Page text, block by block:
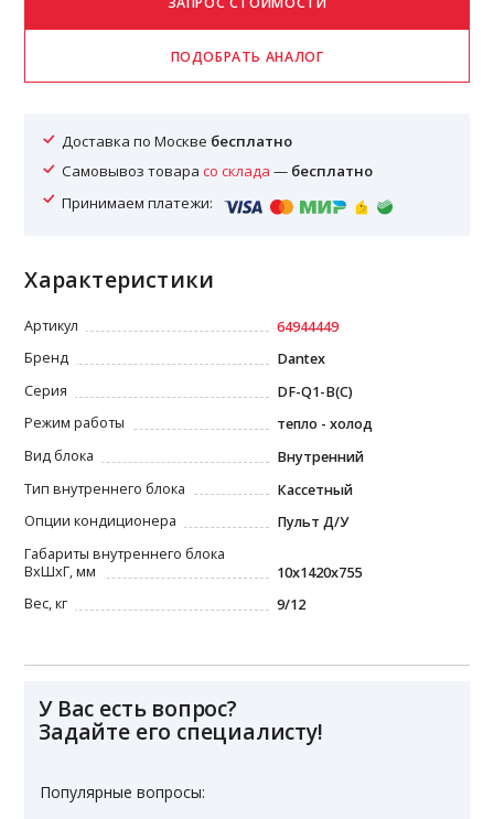
Доставка по Москве бесплатно
Самовывоз товарасо склада — бесплатно
Принимаем платежи:
Характеристики
Артикул
64944449
Бренд
Dantex
Серия
DF-Q1-B(C)
Режим работы
тепло - холод
Вид блока
Внутренний
Тип внутреннего блока
Кассетный
Опции кондиционера
Пульт Д/У
Габариты внутреннего блока
ВxШxГ, мм
10x1420x755
Вес, кг
9/12
У Вас есть вопрос?
Задайте его специалисту!
Популярные вопросы: